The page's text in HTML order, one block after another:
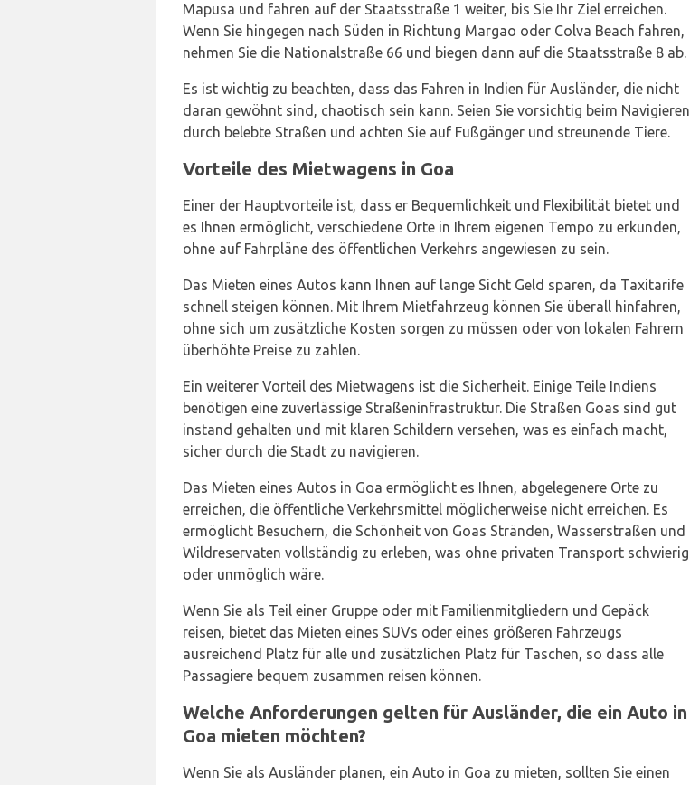
Mapusa und fahren auf der Staatsstraße 1 weiter, bis Sie Ihr Ziel erreichen.
Wenn Sie hingegen nach Süden in Richtung Margao oder Colva Beach fahren,
nehmen Sie die Nationalstraße 66 und biegen dann auf die Staatsstraße 8 ab.
Es ist wichtig zu beachten, dass das Fahren in Indien für Ausländer, die nicht
daran gewöhnt sind, chaotisch sein kann. Seien Sie vorsichtig beim Navigieren
durch belebte Straßen und achten Sie auf Fußgänger und streunende Tiere.
Vorteile des Mietwagens in Goa
Einer der Hauptvorteile ist, dass er Bequemlichkeit und Flexibilität bietet und
es Ihnen ermöglicht, verschiedene Orte in Ihrem eigenen Tempo zu erkunden,
ohne auf Fahrpläne des öffentlichen Verkehrs angewiesen zu sein.
Das Mieten eines Autos kann Ihnen auf lange Sicht Geld sparen, da Taxitarife
schnell steigen können. Mit Ihrem Mietfahrzeug können Sie überall hinfahren,
ohne sich um zusätzliche Kosten sorgen zu müssen oder von lokalen Fahrern
überhöhte Preise zu zahlen.
Ein weiterer Vorteil des Mietwagens ist die Sicherheit. Einige Teile Indiens
benötigen eine zuverlässige Straßeninfrastruktur. Die Straßen Goas sind gut
instand gehalten und mit klaren Schildern versehen, was es einfach macht,
sicher durch die Stadt zu navigieren.
Das Mieten eines Autos in Goa ermöglicht es Ihnen, abgelegenere Orte zu
erreichen, die öffentliche Verkehrsmittel möglicherweise nicht erreichen. Es
ermöglicht Besuchern, die Schönheit von Goas Stränden, Wasserstraßen und
Wildreservaten vollständig zu erleben, was ohne privaten Transport schwierig
oder unmöglich wäre.
Wenn Sie als Teil einer Gruppe oder mit Familienmitgliedern und Gepäck
reisen, bietet das Mieten eines SUVs oder eines größeren Fahrzeugs
ausreichend Platz für alle und zusätzlichen Platz für Taschen, so dass alle
Passagiere bequem zusammen reisen können.
Welche Anforderungen gelten für Ausländer, die ein Auto in
Goa mieten möchten?
Wenn Sie als Ausländer planen, ein Auto in Goa zu mieten, sollten Sie einen